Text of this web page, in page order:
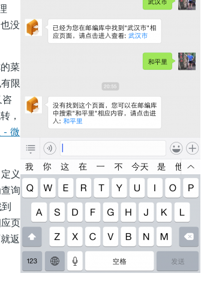
没
菜
限
咨
，
- 微
义
询
页
返